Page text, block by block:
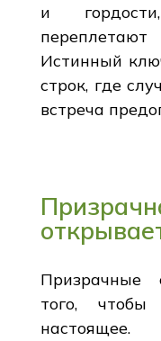
и
Истинный
строк, где
встреча
Призрачные
того,